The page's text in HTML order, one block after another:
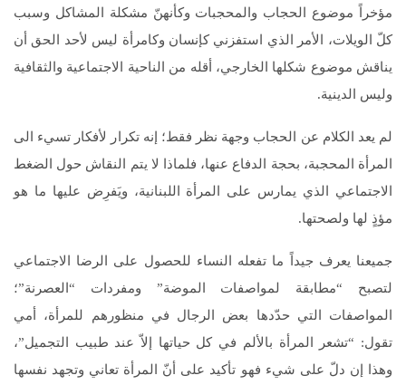
مؤخراً موضوع الحجاب والمحجبات وكأنهنّ مشكلة المشاكل وسبب
كلّ الويلات، الأمر الذي استفزني كإنسان وكامرأة ليس لأحد الحق أن
يناقش موضوع شكلها الخارجي، أقله من الناحية الاجتماعية والثقافية
وليس الدينية.
لم يعد الكلام عن الحجاب وجهة نظر فقط؛ إنه تكرار لأفكار تسيء الى
المرأة المحجبة، بحجة الدفاع عنها، فلماذا لا يتم النقاش حول الضغط
الاجتماعي الذي يمارس على المرأة اللبنانية، ويَفرِض عليها ما هو
مؤذٍ لها ولصحتها.
جميعنا يعرف جيداً ما تفعله النساء للحصول على الرضا الاجتماعي
لتصبح “مطابقة لمواصفات الموضة” ومفردات “العصرنة”؛
المواصفات التي حدّدها بعض الرجال في منظورهم للمرأة، أمي
تقول: “تشعر المرأة بالألم في كل حياتها إلاّ عند طبيب التجميل”،
وهذا إن دلّ على شيء فهو تأكيد على أنّ المرأة تعاني وتجهد نفسها